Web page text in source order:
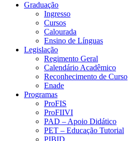
Graduação
Ingresso
Cursos
Calourada
Ensino de Línguas
Legislação
Regimento Geral
Calendário Acadêmico
Reconhecimento de Curso
Enade
Programas
ProFIS
ProFIIVI
PAD – Apoio Didático
PET – Educação Tutorial
PIBID